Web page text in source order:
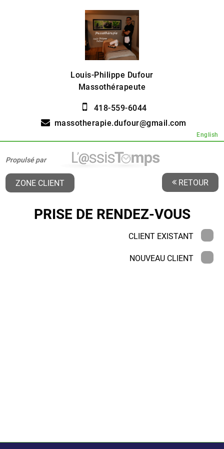
Louis-Philippe Dufour
Massothérapeute
418-559-6044
massotherapie.dufour@gmail.com
English
Propulsé par
RETOUR
ZONE CLIENT
PRISE DE RENDEZ-VOUS
CLIENT EXISTANT
NOUVEAU CLIENT